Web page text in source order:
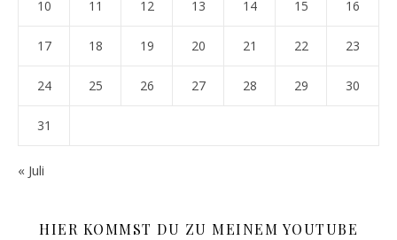
10 11 12 13 14 15 16
17 18 19 20 21 22 23
24 25 26 27 28 29 30
31
« Juli
HIER KOMMST DU ZU MEINEM YOUTUBE